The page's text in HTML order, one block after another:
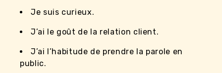
Je suis curieux.
J’ai le goût de la relation client.
J’ai l’habitude de prendre la parole en
public.